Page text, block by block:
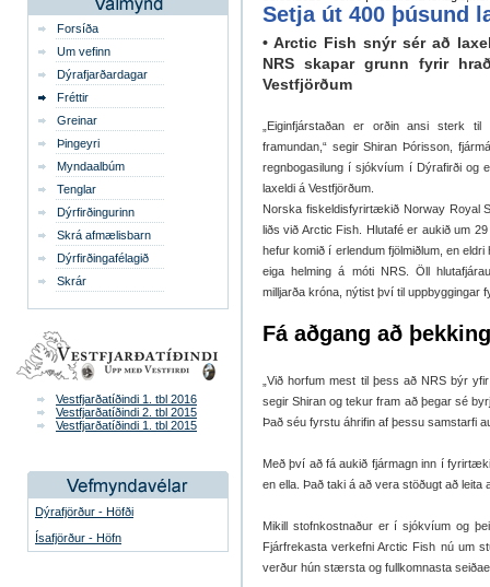
Forsíða
Um vefinn
Dýrafjarðardagar
Fréttir
Greinar
Þingeyri
Myndaalbúm
Tenglar
Dýrfirðingurinn
Skrá afmælisbarn
Dýrfirðingafélagið
Skrár
Vestfjarðatíðindi 1. tbl 2016
Vestfjarðatíðindi 2. tbl 2015
Vestfjarðatíðindi 1. tbl 2015
Dýrafjörður - Höfði
Ísafjörður - Höfn
Setja út 400 þúsund
• Arctic Fish snýr sér að
NRS skapar grunn fyrir
Vestfjörðum
„Eiginfjárstaðan er orðin ansi sterk
framundan,“ segir Shiran Þórisson,
regnbogasilung í sjókvíum í Dýrafirði og
laxeldi á Vestfjörðum.
Norska fiskeldisfyrirtækið Norway Royal
liðs við Arctic Fish. Hlutafé er aukið um
hefur komið í erlendum fjölmiðlum, en
eiga helming á móti NRS. Öll
milljarða króna, nýtist því til uppbyggingar
Fá aðgang að
„Við horfum mest til þess að NRS býr
segir Shiran og tekur fram að þegar sé
Það séu fyrstu áhrifin af þessu samstarfi
Með því að fá aukið fjármagn inn í
en ella. Það taki á að vera stöðugt að leita
Mikill stofnkostnaður er í sjókvíum og
Fjárfrekasta verkefni Arctic Fish nú um
verður hún stærsta og fullkomnasta